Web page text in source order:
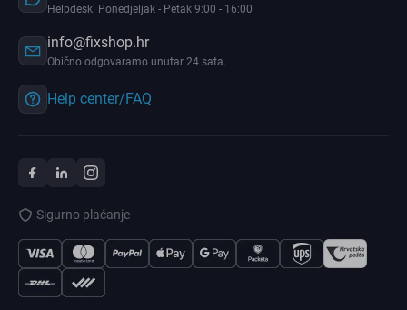
Helpdesk: Ponedjeljak - Petak 9:00 - 16:00
info@fixshop.hr
Obično odgovaramo unutar 24 sata.
Help center/FAQ
Sigurno plaćanje